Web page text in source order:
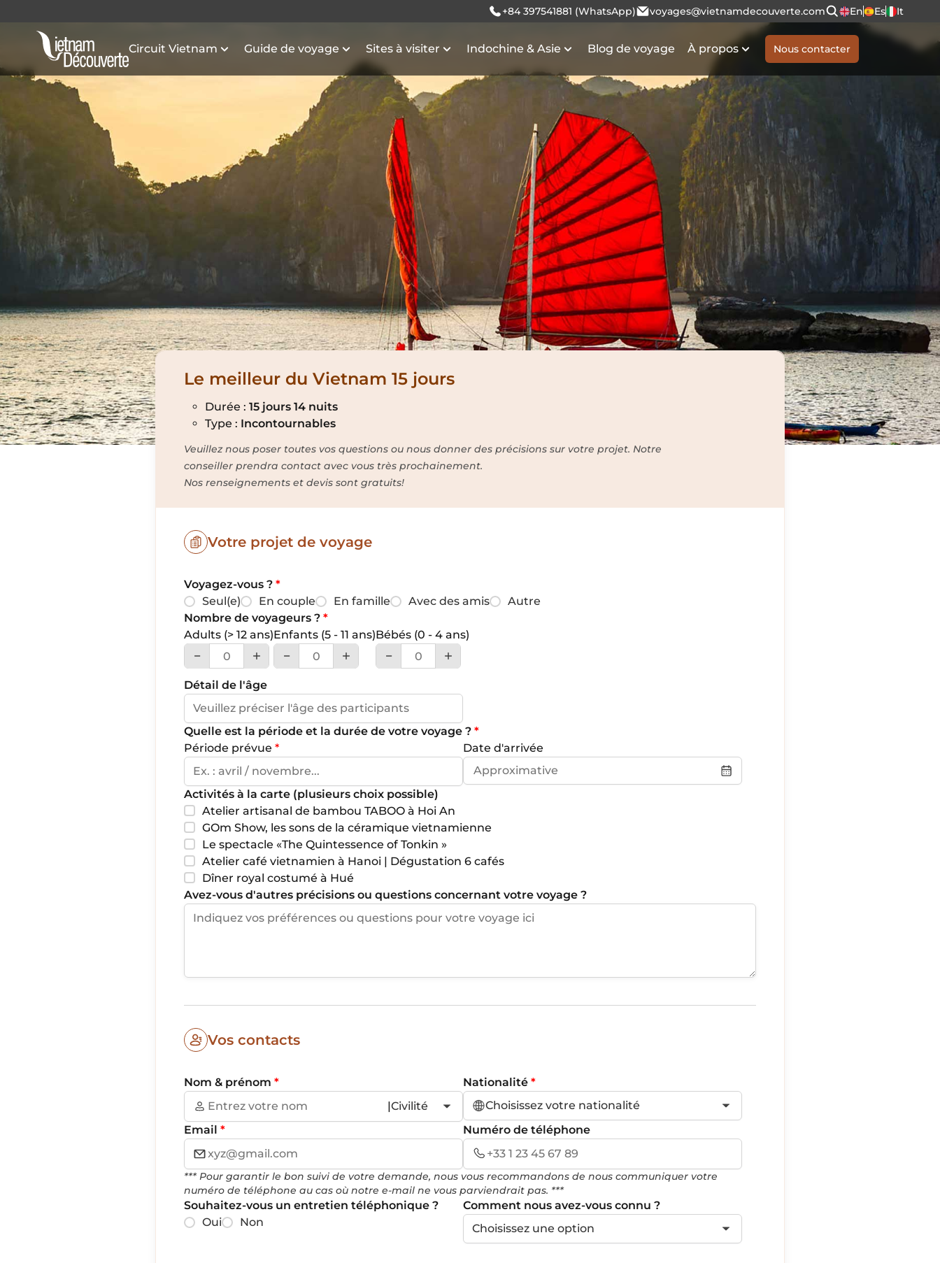
+84 397541881 (WhatsApp) voyages@vietnamdecouverte.com En Es It
Circuit Vietnam Guide de voyage Sites à visiter Indochine & Asie Blog de voyage À propos Nous contacter
Le meilleur du Vietnam 15 jours
Durée : 15 jours 14 nuits
Type : Incontournables
Veuillez nous poser toutes vos questions ou nous donner des précisions sur votre projet. Notre
conseiller prendra contact avec vous très prochainement.
Nos renseignements et devis sont gratuits!
Votre projet de voyage
Voyagez-vous ? *
Seul(e)
En couple En famille Avec des amis
Autre
Nombre de voyageurs ? *
Adults (> 12 ans)Enfants (5 - 11 ans)Bébés (0 - 4 ans)
Détail de l'âge
Quelle est la période et la durée de votre voyage ? *
Période prévue * Date d'arrivée
Activités à la carte (plusieurs choix possible)
Atelier artisanal de bambou TABOO à Hoi An
GOm Show, les sons de la céramique vietnamienne
Le spectacle «The Quintessence of Tonkin »
Atelier café vietnamien à Hanoi | Dégustation 6 cafés
Dîner royal costumé à Hué
Avez-vous d'autres précisions ou questions concernant votre voyage ?
Vos contacts
Nom & prénom *
|Civilité
Nationalité *
Choisissez votre nationalité
Email * Numéro de téléphone
*** Pour garantir le bon suivi de votre demande, nous vous recommandons de nous communiquer votre
numéro de téléphone au cas où notre e-mail ne vous parviendrait pas. ***
Souhaitez-vous un entretien téléphonique ?
Oui
Non
Comment nous avez-vous connu ?
Choisissez une option